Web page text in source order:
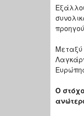
Μεταξύ
O